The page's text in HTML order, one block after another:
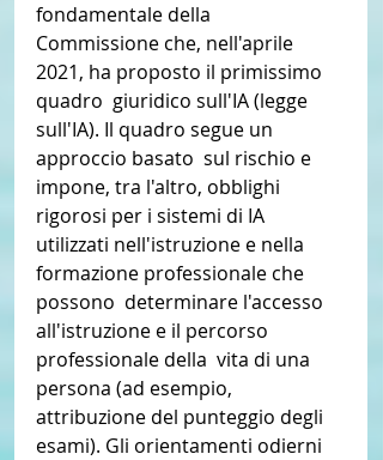
fondamentale della
Commissione che, nell'aprile
2021, ha proposto il primissimo
quadro  giuridico sull'IA (legge
sull'IA). Il quadro segue un
approccio basato  sul rischio e
impone, tra l'altro, obblighi
rigorosi per i sistemi di IA
utilizzati nell'istruzione e nella
formazione professionale che
possono  determinare l'accesso
all'istruzione e il percorso
professionale della  vita di una
persona (ad esempio,
attribuzione del punteggio degli
esami). Gli orientamenti odierni